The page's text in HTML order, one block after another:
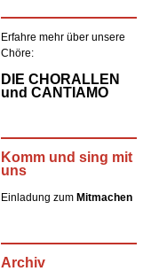
Erfahre mehr über unsere
Chöre:
DIE CHORALLEN
und CANTIAMO
Komm und sing mit
uns
Einladung zum Mitmachen
Archiv